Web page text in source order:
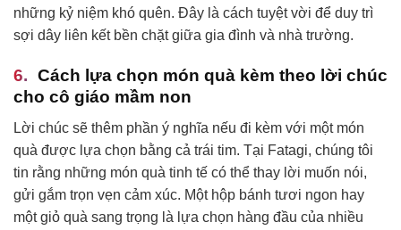
những kỷ niệm khó quên. Đây là cách tuyệt vời để duy trì
sợi dây liên kết bền chặt giữa gia đình và nhà trường.
Cách lựa chọn món quà kèm theo lời chúc
cho cô giáo mầm non
Lời chúc sẽ thêm phần ý nghĩa nếu đi kèm với một món
quà được lựa chọn bằng cả trái tim. Tại Fatagi, chúng tôi
tin rằng những món quà tinh tế có thể thay lời muốn nói,
gửi gắm trọn vẹn cảm xúc. Một hộp bánh tươi ngon hay
một giỏ quà sang trọng là lựa chọn hàng đầu của nhiều